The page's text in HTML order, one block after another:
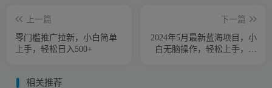
上一篇
零门槛推广拉新，小白简单
上手，轻松日入500+
下一篇
2024年5月最新蓝海项目，小
白无脑操作，轻松上手，日
相关推荐